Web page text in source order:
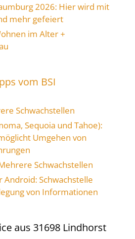
2026: Hier wird mit
mehr gefeiert
im Alter +
vom BSI
Schwachstellen
Sequoia und Tahoe):
Umgehen von
Schwachstellen
Android: Schwachstelle
von Informationen
aus 31698 Lindhorst